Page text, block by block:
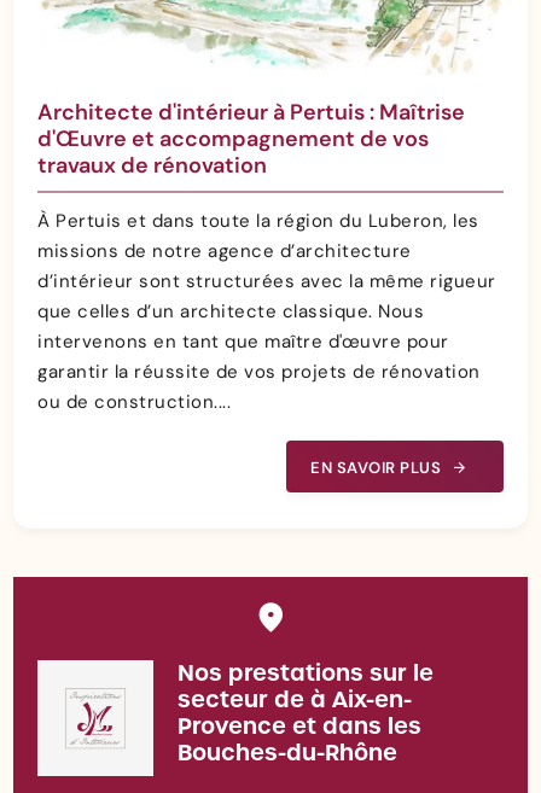
Architecte d'intérieur à Pertuis : Maîtrise
d'Œuvre et accompagnement de vos
travaux de rénovation
À Pertuis et dans toute la région du Luberon, les
missions de notre agence d’architecture
d’intérieur sont structurées avec la même rigueur
que celles d’un architecte classique. Nous
intervenons en tant que maître d'œuvre pour
garantir la réussite de vos projets de rénovation
ou de construction....
EN SAVOIR PLUS
Nos prestations sur le
secteur de à Aix-en-
Provence et dans les
Bouches-du-Rhône